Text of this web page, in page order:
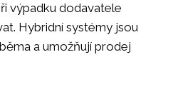
výpadku dodavatele
Hybridní systémy jsou
a umožňují prodej